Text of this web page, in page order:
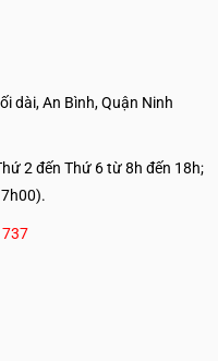
dài, An Bình, Quận Ninh
2 đến Thứ 6 từ 8h đến 18h;